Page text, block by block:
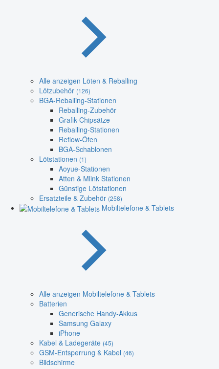
Alle anzeigen Löten & Reballing
Lötzubehör (126)
BGA-Reballing-Stationen
Reballing-Zubehör
Grafik-Chipsätze
Reballing-Stationen
Reflow-Öfen
BGA-Schablonen
Lötstationen (1)
Aoyue-Stationen
Atten & Mlink Stationen
Günstige Lötstationen
Ersatzteile & Zubehör (258)
Mobiltelefone & Tablets
Alle anzeigen Mobiltelefone & Tablets
Batterien
Generische Handy-Akkus
Samsung Galaxy
iPhone
Kabel & Ladegeräte (45)
GSM-Entsperrung & Kabel (46)
Bildschirme